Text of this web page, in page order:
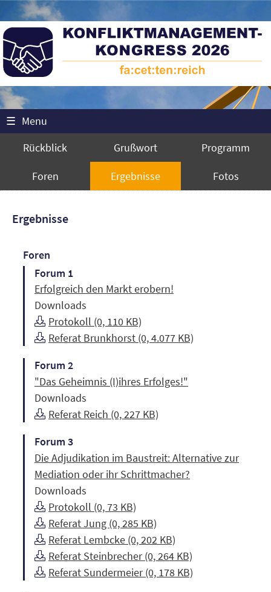
☰ Menu
Rückblick
Grußwort Programm
Foren Ergebnisse Fotos
Ergebnisse
Foren
Forum 1
Erfolgreich den Markt erobern!
Downloads
Protokoll (0, 110 KB)
Referat Brunkhorst (0, 4.077 KB)
Forum 2
"Das Geheimnis (I)ihres Erfolges!"
Downloads
Referat Reich (0, 227 KB)
Forum 3
Die Adjudikation im Baustreit: Alternative zur
Mediation oder ihr Schrittmacher?
Downloads
Protokoll (0, 73 KB)
Referat Jung (0, 285 KB)
Referat Lembcke (0, 202 KB)
Referat Steinbrecher (0, 264 KB)
Referat Sundermeier (0, 178 KB)